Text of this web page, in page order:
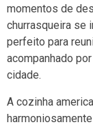
momentos de
churrasqueira se
perfeito para
acompanhado
cidade.
A cozinha